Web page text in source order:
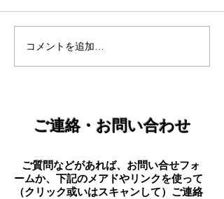
Jシールと異常なアイン
プラントの除去4
コメントを追加…
ご連絡・お問い合わせ
ご質問などがあれば、お問い合せフォ
ームか、下記のメアドやリンクを使って
（クリック或いはスキャンして）ご連絡